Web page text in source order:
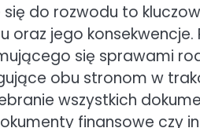
do rozwodu to
oraz jego
się sprawami
obu stronom w
wszystkich
finansowe czy